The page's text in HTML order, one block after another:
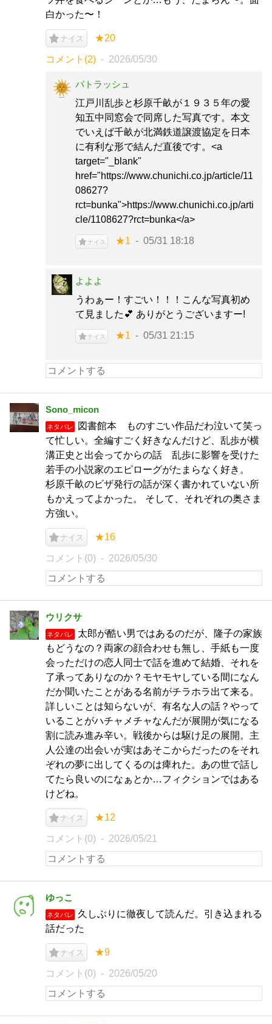
白かった〜！
ナイス ★20
コメント(2) 2026/05/30
パトラッシュ
江戸川乱歩と杉原千畝が１９３５年の愛
知五中同窓会で同席した写真です。本文
でいえば千畝が北満鉄道譲渡協定を日本
に有利な形で結んだ直後です。<a
target="_blank"
href="https://www.chunichi.co.jp/article/11
08627?
rct=bunka">https://www.chunichi.co.jp/arti
cle/1108627?rct=bunka</a>
ナイス ★1 05/31 18:18
よよよ
うわぁー！すごい！！！こんな写真初め
て見ました💕 ありがとうございますー!
ナイス ★1 05/31 21:15
Sono_micon
ネタバレ
図書館本 ものすごい作品だわ泣いて笑っ
て忙しい。全編すごく好きなんだけど、乱歩が横
溝正史と出会ってからの話 乱歩に影響を受けた
若手の小説家のエピローグがたまらなく好き。
杉原千畝のビザ発行の話が深く書かれていない所
もかえってよかった。 そして、それぞれの奥さま
方強い。
ナイス ★16
コメント(0) 2026/05/30
ウリクサ
ネタバレ
太郎が酷い男ではあるのだが、隆子の家族
もどうなの？両家の顔合わせも無し、手紙も一度
会っただけの恋人同士で話を進めて結婚、それを
了承ってありなのか？モヤモヤしている間になん
だか聞いたことがある名前がチラホラ出て来る。
詳しいことは知らないが、有名な人の話？やって
いることがハチャメチャなんだが展開が気になる
割に読み進み辛い。戦後からは駆け足の展開。主
人公達の出会いが実はあそこからだったのをそれ
ぞれの夢に出してくるのは痺れた。あの世で話し
てたら良いのになぁとか…フィクションではある
けどね。
ナイス ★12
コメント(0) 2026/05/21
ゆっこ
ネタバレ
久しぶりに徹夜して読んだ。引き込まれる
話だった
ナイス ★9
コメント(0) 2026/05/20